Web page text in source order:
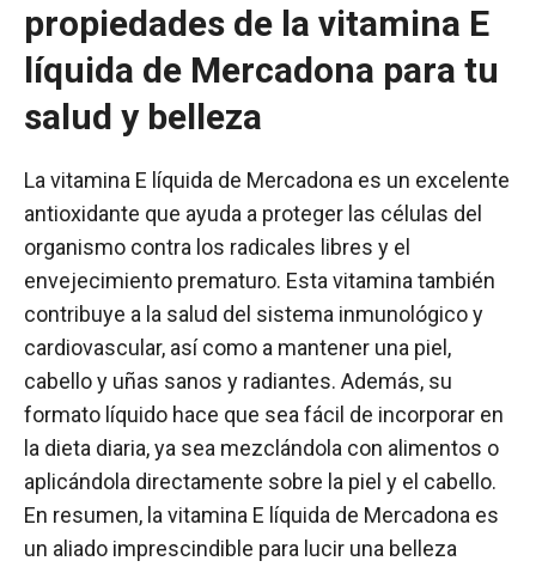
propiedades de la vitamina E
líquida de Mercadona para tu
salud y belleza
La vitamina E líquida de Mercadona es un excelente
antioxidante que ayuda a proteger las células del
organismo contra los radicales libres y el
envejecimiento prematuro. Esta vitamina también
contribuye a la salud del sistema inmunológico y
cardiovascular, así como a mantener una piel,
cabello y uñas sanos y radiantes. Además, su
formato líquido hace que sea fácil de incorporar en
la dieta diaria, ya sea mezclándola con alimentos o
aplicándola directamente sobre la piel y el cabello.
En resumen, la vitamina E líquida de Mercadona es
un aliado imprescindible para lucir una belleza